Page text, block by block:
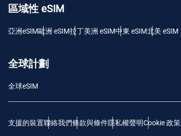
區域性 eSIM
亞洲eSIM歐洲 eSIM拉丁美洲 eSIM中東 eSIM北美 eSIM
全球計劃
全球eSIM
支援的裝置聯絡我們條款與條件隱私權聲明Cookie 政策